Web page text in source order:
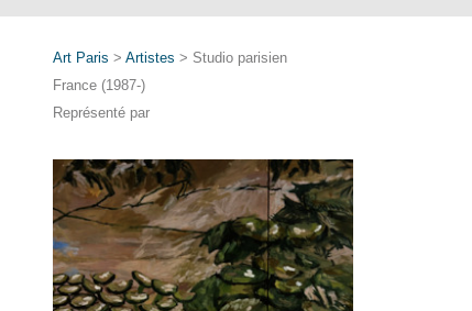
Art Paris > Artistes > Studio parisien
France (1987-)
Représenté par